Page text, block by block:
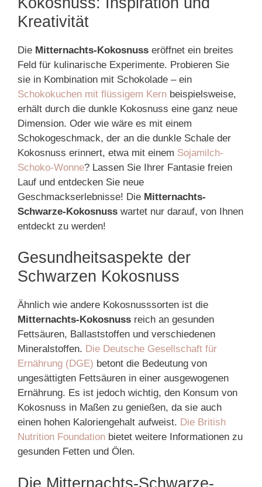
Kreativität
Die Mitternachts-Kokosnuss eröffnet ein breites
Feld für kulinarische Experimente. Probieren Sie
sie in Kombination mit Schokolade – ein
Schokokuchen mit flüssigem Kern beispielsweise,
erhält durch die dunkle Kokosnuss eine ganz neue
Dimension. Oder wie wäre es mit einem
Schokogeschmack, der an die dunkle Schale der
Kokosnuss erinnert, etwa mit einem Sojamilch-
Schoko-Wonne? Lassen Sie Ihrer Fantasie freien
Lauf und entdecken Sie neue
Geschmackserlebnisse! Die Mitternachts-
Schwarze-Kokosnuss wartet nur darauf, von Ihnen
entdeckt zu werden!
Gesundheitsaspekte der
Schwarzen Kokosnuss
Ähnlich wie andere Kokosnusssorten ist die
Mitternachts-Kokosnuss reich an gesunden
Fettsäuren, Ballaststoffen und verschiedenen
Mineralstoffen. Die Deutsche Gesellschaft für
Ernährung (DGE) betont die Bedeutung von
ungesättigten Fettsäuren in einer ausgewogenen
Ernährung. Es ist jedoch wichtig, den Konsum von
Kokosnuss in Maßen zu genießen, da sie auch
einen hohen Kaloriengehalt aufweist. Die British
Nutrition Foundation bietet weitere Informationen zu
gesunden Fetten und Ölen.
Die Mitternachts-Schwarze-